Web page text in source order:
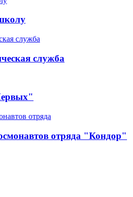
служба
отряда "Кондор"